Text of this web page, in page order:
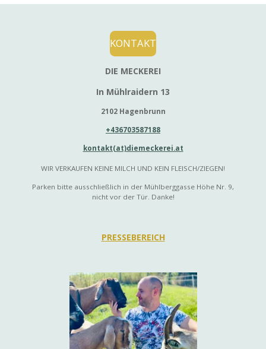
KONTAKT
DIE MECKEREI
In Mühlraidern 13
2102 Hagenbrunn
+436703587188
kontakt(at)diemeckerei.at
WIR VERKAUFEN KEINE MILCH UND KEIN FLEISCH/ZIEGEN!
Parken bitte ausschließlich in der Mühlberggasse Höhe Nr. 9,
nicht vor der Tür. Danke!
PRESSEBEREICH